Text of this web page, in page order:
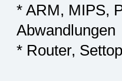
* ARM, MIPS,
Abwandlungen
* Router,